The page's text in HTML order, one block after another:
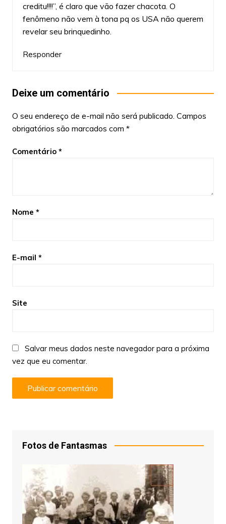
creditu!!!!”, é claro que vão fazer chacota. O
fenômeno não vem à tona pq os USA não querem
revelar seu brinquedinho.
Responder
Deixe um comentário
O seu endereço de e-mail não será publicado. Campos
obrigatórios são marcados com *
Comentário *
Nome *
E-mail *
Site
Salvar meus dados neste navegador para a próxima
vez que eu comentar.
Fotos de Fantasmas